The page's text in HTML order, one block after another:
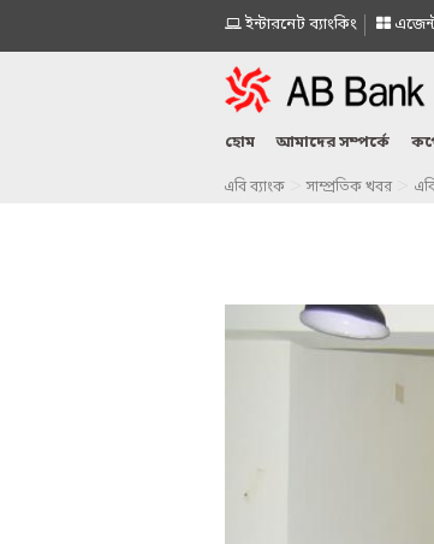
ইন্টারনেট ব্যাংকিং
হোম আমাদের সম্পর্কে
এবি ব্যাংক সাম্প্রতিক খবর